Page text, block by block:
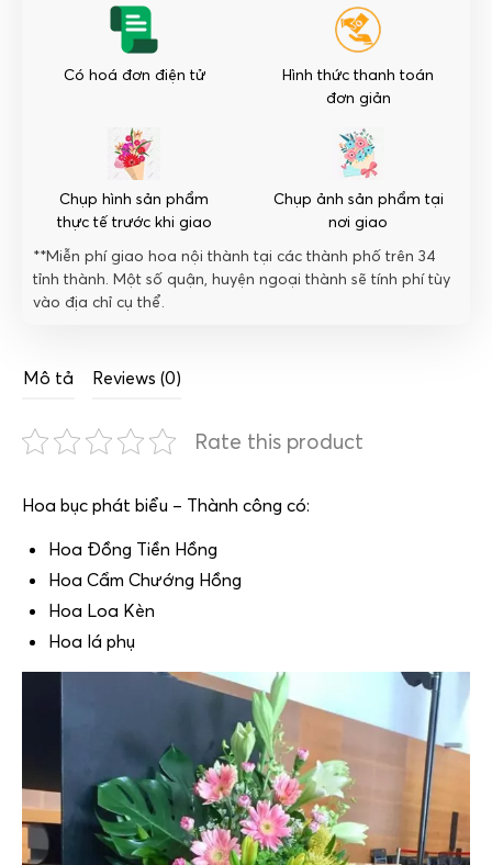
Có hoá đơn điện tử
Hình thức thanh toán
đơn giản
Chụp hình sản phẩm
thực tế trước khi giao
Chụp ảnh sản phẩm tại
nơi giao
**Miễn phí giao hoa nội thành tại các thành phố trên 34
tỉnh thành. Một số quận, huyện ngoại thành sẽ tính phí tùy
vào địa chỉ cụ thể.
Mô tả Reviews (0)
Rate this product
Hoa bục phát biểu – Thành công có:
Hoa Đồng Tiền Hồng
Hoa Cẩm Chướng Hồng
Hoa Loa Kèn
Hoa lá phụ